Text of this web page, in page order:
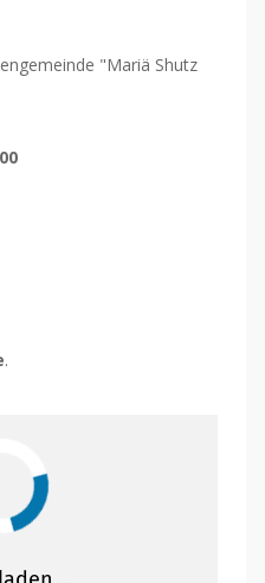
"Mariä Shutz
.